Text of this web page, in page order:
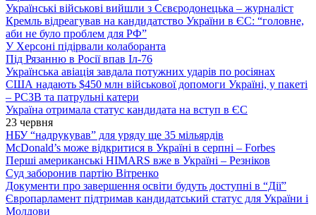
Українські військові вийшли з Сєвєродонецька – журналіст
Кремль відреагував на кандидатство України в ЄС: “головне,
аби не було проблем для РФ”
У Херсоні підірвали колаборанта
Під Рязанню в Росії впав Іл-76
Українська авіація завдала потужних ударів по росіянах
США надають $450 млн військової допомоги Україні, у пакеті
– РСЗВ та патрульні катери
Україна отримала статус кандидата на вступ в ЄС
23 червня
НБУ “надрукував” для уряду ще 35 мільярдів
McDonald’s може відкритися в Україні в серпні – Forbes
Перші американські HIMARS вже в Україні – Резніков
Суд заборонив партію Вітренко
Документи про завершення освіти будуть доступні в “Дії”
Європарламент підтримав кандидатський статус для України і
Молдови